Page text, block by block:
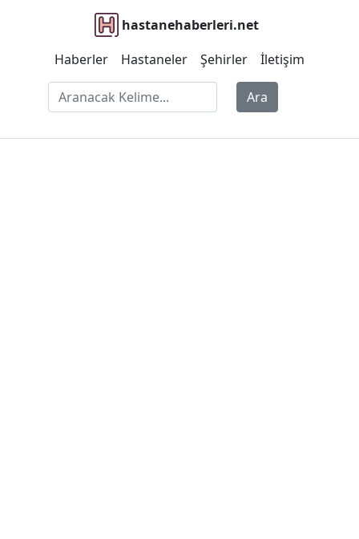
hastanehaberleri.net
Haberler
Hastaneler Şehirler İletişim
Ara